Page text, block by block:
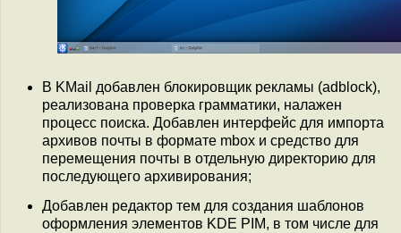
В KMail добавлен блокировщик рекламы (adblock),
реализована проверка грамматики, налажен
процесс поиска. Добавлен интерфейс для импорта
архивов почты в формате mbox и средство для
перемещения почты в отдельную директорию для
последующего архивирования;
Добавлен редактор тем для создания шаблонов
оформления элементов KDE PIM, в том числе для